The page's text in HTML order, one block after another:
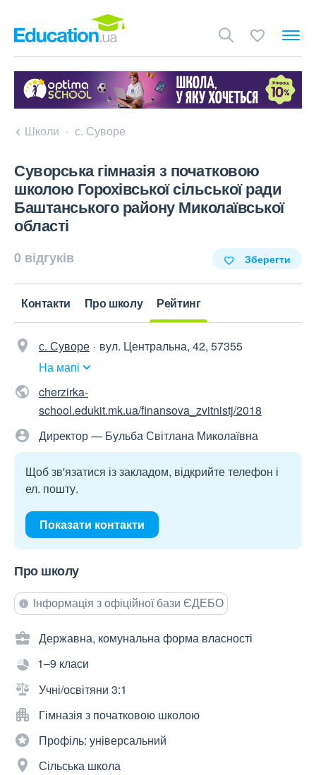
Школи с. Суворе
Суворська гімназія з початковою
школою Горохівської сільської ради
Баштанського району Миколаївської
області
0 відгуків Зберегти
Контакти Про школу Рейтинг
с. Суворе
вул. Центральна, 42, 57355
На мапі
cherzirka-
school.edukit.mk.ua/finansova_zvitnistj/2018
Директор — Бульба Світлана Миколаївна
Щоб зв'язатися із закладом, відкрийте телефон і
ел. пошту.
Показати контакти
Про школу
Інформація з офіційної бази ЄДЕБО
Державна, комунальна форма власності
1–9 класи
Учні/освітяни 3:1
Гімназія з початковою школою
Профіль: універсальний
Сільська школа